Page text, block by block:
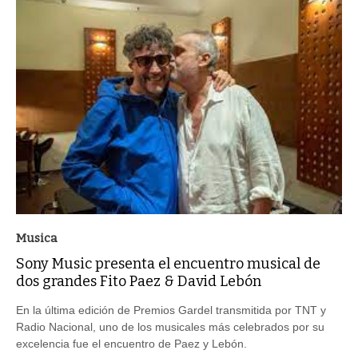
Musica
Sony Music presenta el encuentro musical de
dos grandes Fito Paez & David Lebón
En la última edición de Premios Gardel transmitida por TNT y
Radio Nacional, uno de los musicales más celebrados por su
excelencia fue el encuentro de Paez y Lebón.